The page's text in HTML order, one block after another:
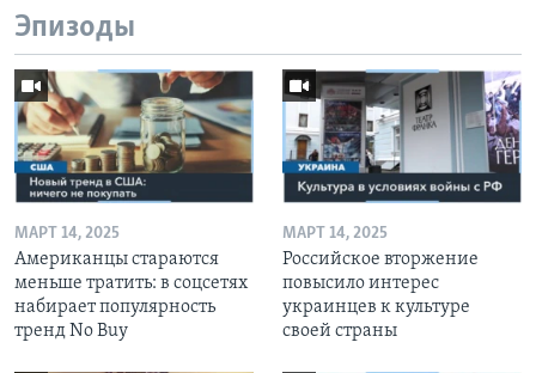
Эпизоды
МАРТ 14, 2025
Американцы стараются
меньше тратить: в соцсетях
набирает популярность
тренд No Buy
МАРТ 14, 2025
Российское вторжение
повысило интерес
украинцев к культуре
своей страны